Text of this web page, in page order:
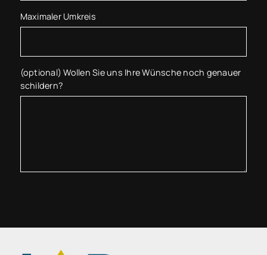
Maximaler Umkreis
(optional) Wollen Sie uns Ihre Wünsche noch genauer
schildern?